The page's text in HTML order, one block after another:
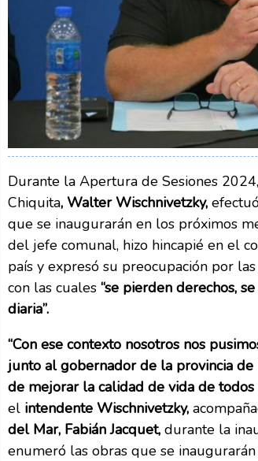
Durante la Apertura de Sesiones
Chiquita, Walter Wischnivetzky,
que se inaugurarán en los próximos
del jefe comunal, hizo hincapié en el
país y expresó su preocupación por
con las cuales “se pierden derechos,
diaria”.
“Con ese contexto nosotros nos
junto al gobernador de la provincia
de mejorar la calidad de vida de todos
el intendente Wischnivetzky,
del Mar, Fabián Jacquet, durante la
enumeró las obras que se